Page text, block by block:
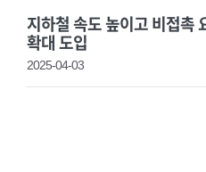
지하철 속도 높이고 비접촉
확대 도입
2025-04-03